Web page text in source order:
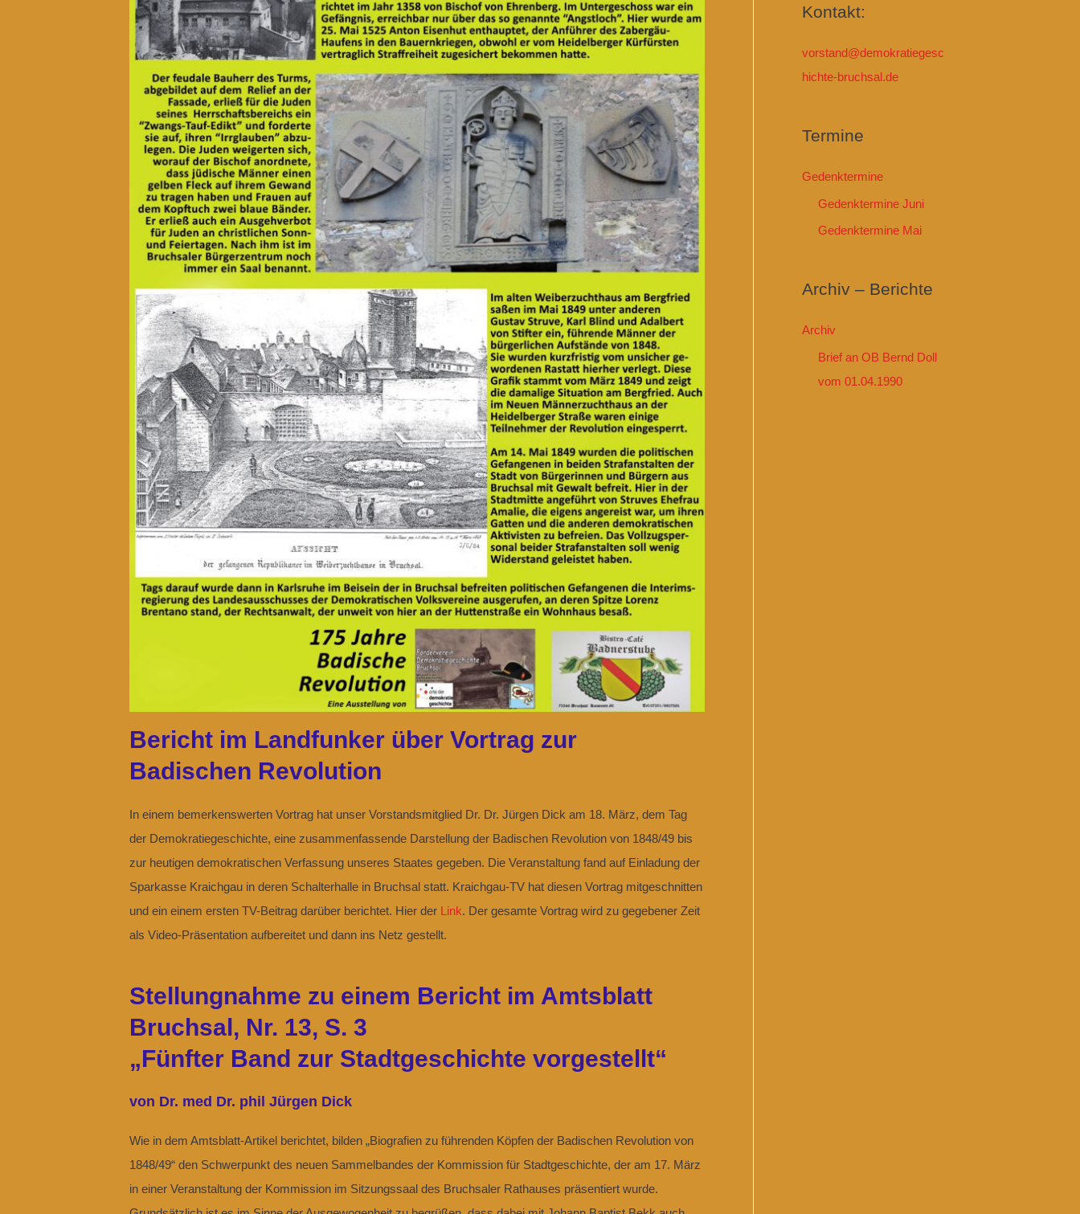
Bericht im Landfunker über Vortrag zur
Badischen Revolution
In einem bemerkenswerten Vortrag hat unser Vorstandsmitglied Dr. Dr. Jürgen Dick am 18. März, dem Tag
der Demokratiegeschichte, eine zusammenfassende Darstellung der Badischen Revolution von 1848/49 bis
zur heutigen demokratischen Verfassung unseres Staates gegeben. Die Veranstaltung fand auf Einladung der
Sparkasse Kraichgau in deren Schalterhalle in Bruchsal statt. Kraichgau-TV hat diesen Vortrag mitgeschnitten
und ein einem ersten TV-Beitrag darüber berichtet. Hier der Link. Der gesamte Vortrag wird zu gegebener Zeit
als Video-Präsentation aufbereitet und dann ins Netz gestellt.
Stellungnahme zu einem Bericht im Amtsblatt
Bruchsal, Nr. 13, S. 3
„Fünfter Band zur Stadtgeschichte vorgestellt“
von Dr. med Dr. phil Jürgen Dick
Wie in dem Amtsblatt-Artikel berichtet, bilden „Biografien zu führenden Köpfen der Badischen Revolution von
1848/49“ den Schwerpunkt des neuen Sammelbandes der Kommission für Stadtgeschichte, der am 17. März
in einer Veranstaltung der Kommission im Sitzungssaal des Bruchsaler Rathauses präsentiert wurde.
Kontakt:
vorstand@demokratiegesc
hichte-bruchsal.de
Termine
Gedenktermine
Gedenktermine Juni
Gedenktermine Mai
Archiv – Berichte
Archiv
Brief an OB Bernd Doll
vom 01.04.1990